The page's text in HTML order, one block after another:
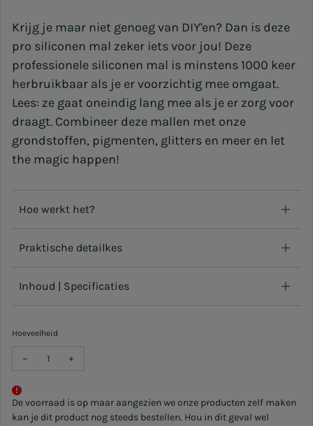
Krijg je maar niet genoeg van DIY'en? Dan is deze
pro siliconen mal zeker iets voor jou! Deze
professionele siliconen mal is minstens 1000 keer
herbruikbaar als je er voorzichtig mee omgaat.
Lees: ze gaat oneindig lang mee als je er zorg voor
draagt. Combineer deze mallen met onze
grondstoffen, pigmenten, glitters en meer en let
the magic happen!
Hoe werkt het?
Praktische detailkes
Inhoud | Specificaties
Hoeveelheid
De voorraad is op maar aangezien we onze producten zelf maken
kan je dit product nog steeds bestellen. Hou in dit geval wel